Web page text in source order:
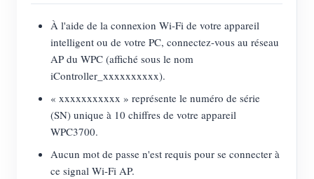
À l'aide de la connexion Wi-Fi de votre appareil
intelligent ou de votre PC, connectez-vous au réseau
AP du WPC (affiché sous le nom
iController_xxxxxxxxxx).
« xxxxxxxxxxx » représente le numéro de série
(SN) unique à 10 chiffres de votre appareil
WPC3700.
Aucun mot de passe n'est requis pour se connecter à
ce signal Wi-Fi AP.